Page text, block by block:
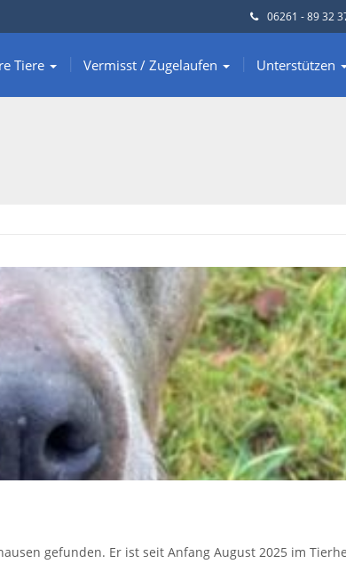
06261 - 89 32
Tiere Vermisst / Zugelaufen Unterstützen
gefunden. Er ist seit Anfang August 2025 im